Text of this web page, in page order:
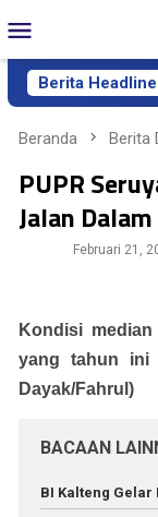
ke
kontenMobile
Berita Headline
Gubernur
Beranda Berita
PUPR
Jalan
Februari 21,
Kondisi
yang tahun ini
Dayak/Fahrul)
BACAAN
BI Kalteng Gelar